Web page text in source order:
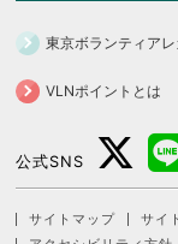
東京ボランティア
VLNポイントとは
公式SNS
サイトマップ サイ